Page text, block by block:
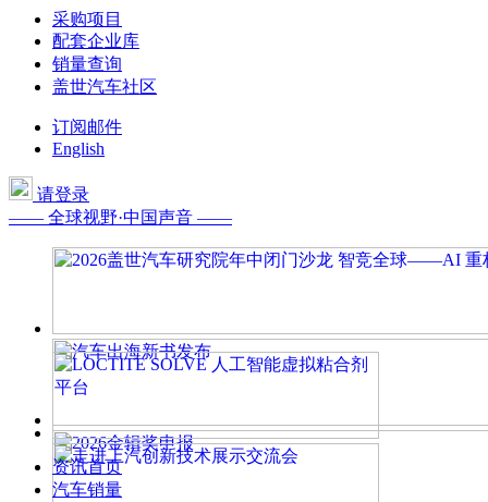
采购项目
配套企业库
销量查询
盖世汽车社区
订阅邮件
English
请登录
—— 全球视野·中国声音 ——
资讯首页
汽车销量